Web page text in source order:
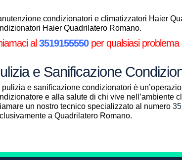
condizionatori e climatizzatori Haier
Haier Quadrilatero Romano.
al3519155550per qualsiasi problema
e Sanificazione
pulizia e sanificazione condizionatori è
e alla salute di chi vive nell’ambiente
un nostro tecnico specializzato al numero
a Quadrilatero Romano.